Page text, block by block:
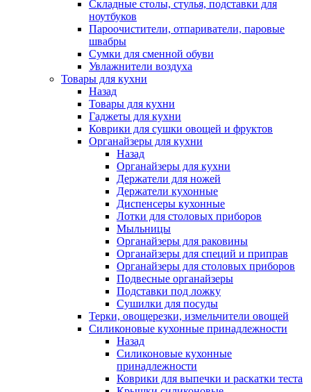
Складные столы, стулья, подставки для
ноутбуков
Пароочистители, отпариватели, паровые
швабры
Сумки для сменной обуви
Увлажнители воздуха
Товары для кухни
Назад
Товары для кухни
Гаджеты для кухни
Коврики для сушки овощей и фруктов
Органайзеры для кухни
Назад
Органайзеры для кухни
Держатели для ножей
Держатели кухонные
Диспенсеры кухонные
Лотки для столовых приборов
Мыльницы
Органайзеры для раковины
Органайзеры для специй и приправ
Органайзеры для столовых приборов
Подвесные органайзеры
Подставки под ложку
Сушилки для посуды
Терки, овощерезки, измельчители овощей
Силиконовые кухонные принадлежности
Назад
Силиконовые кухонные
принадлежности
Коврики для выпечки и раскатки теста